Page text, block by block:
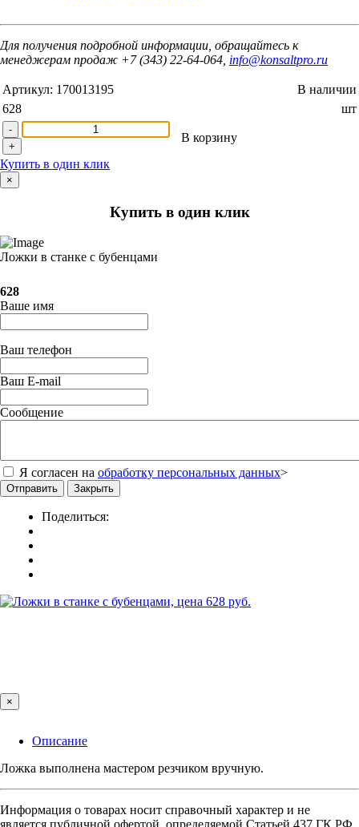
Для получения подробной информации, обращайтесь к
менеджерам продаж +7 (343) 22-64-064, info@konsaltpro.ru
Артикул: 170013195
В наличии
628
шт
-
+
В корзину
Купить в один клик
×
Купить в один клик
Ложки в станке с бубенцами
628
Ваше имя
Ваш телефон
Ваш E-mail
Сообщение
Я согласен на обработку персональных данных>
Отправить Закрыть
Поделиться:
×
Описание
Ложка выполнена мастером резчиком вручную.
Информация о товарах носит справочный характер и не
является публичной офертой, определяемой Статьей 437 ГК РФ.